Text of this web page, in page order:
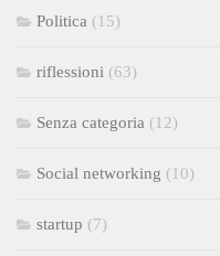
Politica (15)
riflessioni (63)
Senza categoria (12)
Social networking (10)
startup (7)